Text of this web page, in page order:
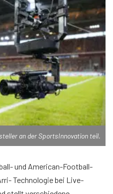
an der SportsInnovation teil.
und American-Football-
Technologie bei Live-